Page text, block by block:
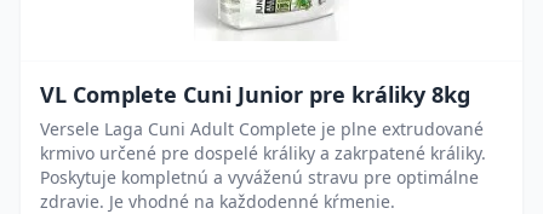
VL Complete Cuni Junior pre králiky 8kg
Versele Laga Cuni Adult Complete je plne extrudované
krmivo určené pre dospelé králiky a zakrpatené králiky.
Poskytuje kompletnú a vyváženú stravu pre optimálne
zdravie. Je vhodné na každodenné kŕmenie.